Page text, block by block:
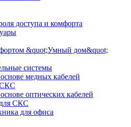
доступа и комфорта
&quot;Умный дом&quot;
системы
медных кабелей
СКС
оптических кабелей
СКС
для офиса